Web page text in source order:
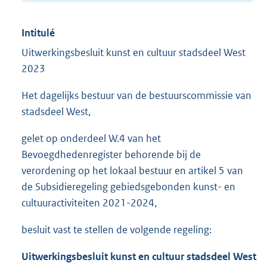
Intitulé
Uitwerkingsbesluit kunst en cultuur stadsdeel West
2023
Het dagelijks bestuur van de bestuurscommissie van
stadsdeel West,
gelet op onderdeel W.4 van het
Bevoegdhedenregister behorende bij de
verordening op het lokaal bestuur en artikel 5 van
de Subsidieregeling gebiedsgebonden kunst- en
cultuuractiviteiten 2021-2024,
besluit vast te stellen de volgende regeling:
Uitwerkingsbesluit kunst en cultuur stadsdeel West